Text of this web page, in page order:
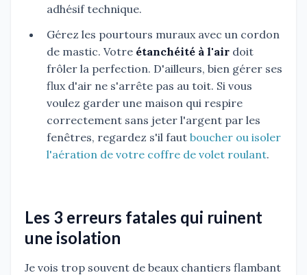
adhésif technique.
Gérez les pourtours muraux avec un cordon
de mastic. Votre étanchéité à l'air doit
frôler la perfection. D'ailleurs, bien gérer ses
flux d'air ne s'arrête pas au toit. Si vous
voulez garder une maison qui respire
correctement sans jeter l'argent par les
fenêtres, regardez s'il faut boucher ou isoler
l'aération de votre coffre de volet roulant.
Les 3 erreurs fatales qui ruinent
une isolation
Je vois trop souvent de beaux chantiers flambant